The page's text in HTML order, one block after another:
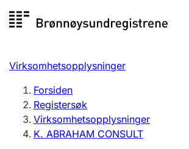
til
Registersøk
Aksjeselskap
Enkeltpersonforetak
Registrere, endre, slette
Virksomhetsopplysninger
Forsiden
Registersøk
Virksomhetsopplysninger
K. ABRAHAM CONSULT